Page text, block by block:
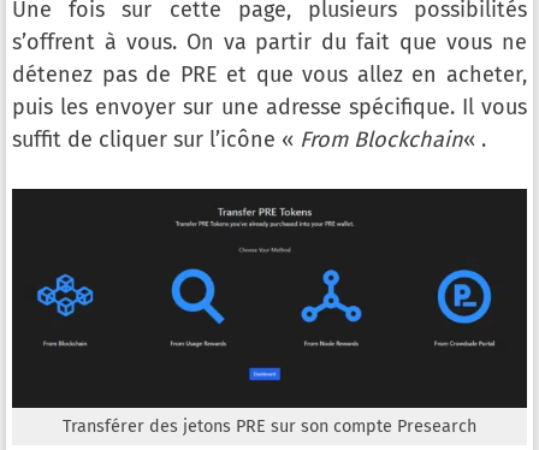
Une fois sur cette page, plusieurs possibilités
s’offrent à vous. On va partir du fait que vous ne
détenez pas de PRE et que vous allez en acheter,
puis les envoyer sur une adresse spécifique. Il vous
suffit de cliquer sur l’icône « From Blockchain« .
Transférer des jetons PRE sur son compte Presearch